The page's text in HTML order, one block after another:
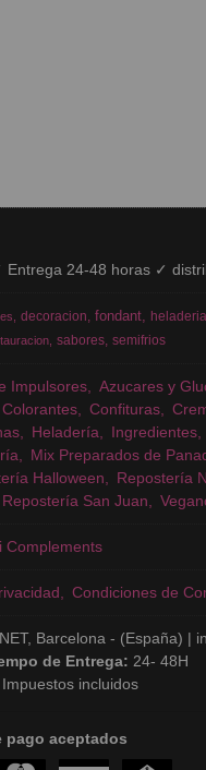
24-48 horas ✓
decoracion fondant heladeria
sabores semifrios
Impulsores Azucares y
Colorantes Confituras
Heladería Ingredientes
Mix Preparados de
Halloween Repostería
Repostería San Juan
Complements
Condiciones de
Barcelona - (España) |
de Entrega: 24- 48H
incluidos
pago aceptados